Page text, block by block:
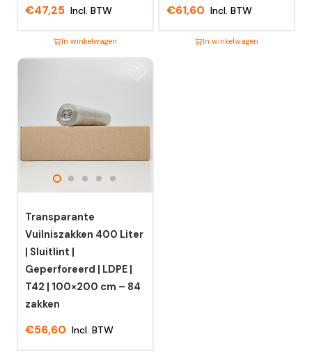
€47,25 Incl. BTW
In winkelwagen
Dit
meerdere
variaties.
optie
worden
op
de
productpagina
€61,60 Incl. BTW
In winkelwagen
Transparante
Vuilniszakken 400 Liter
| Sluitlint |
Geperforeerd | LDPE |
T42 | 100×200 cm – 84
zakken
€56,60 Incl. BTW